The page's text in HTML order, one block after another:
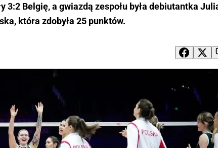
Belgię, a gwiazdą zespołu była debiutantka
która zdobyła 25 punktów.